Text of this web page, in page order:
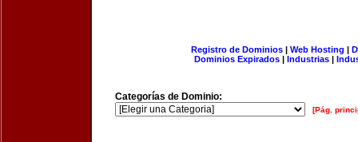
Registro de Dominios| Web Hosting |
Dominios Expirados | Industrias |
Categorías de Dominio:
[Pág.